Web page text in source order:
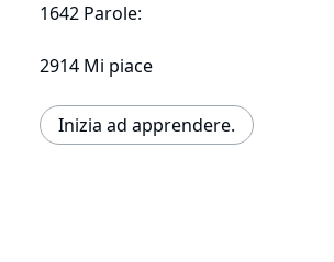
1642 Parole:
2914 Mi piace
Inizia ad apprendere.